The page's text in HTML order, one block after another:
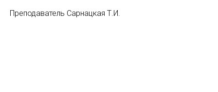
Преподаватель Сарнацкая Т.И.